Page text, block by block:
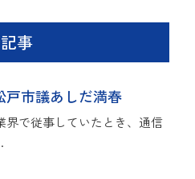
事
市議あしだ満春
で従事していたとき、通信